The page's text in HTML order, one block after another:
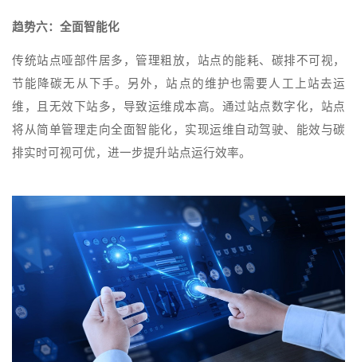
趋势六：全面智能化
传统站点哑部件居多，管理粗放，站点的能耗、碳排不可视，
节能降碳无从下手。另外，站点的维护也需要人工上站去运
维，且无效下站多，导致运维成本高。通过站点数字化，站点
将从简单管理走向全面智能化，实现运维自动驾驶、能效与碳
排实时可视可优，进一步提升站点运行效率。